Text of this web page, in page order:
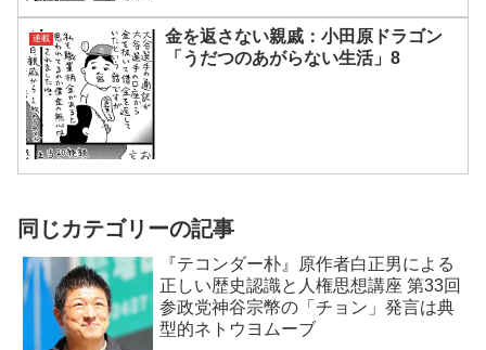
連載
金を返さない親戚：小田原ドラゴン
「うだつのあがらない生活」8
同じカテゴリーの記事
『テコンダー朴』原作者白正男による
正しい歴史認識と人権思想講座 第33回
参政党神谷宗幣の「チョン」発言は典
型的ネトウヨムーブ